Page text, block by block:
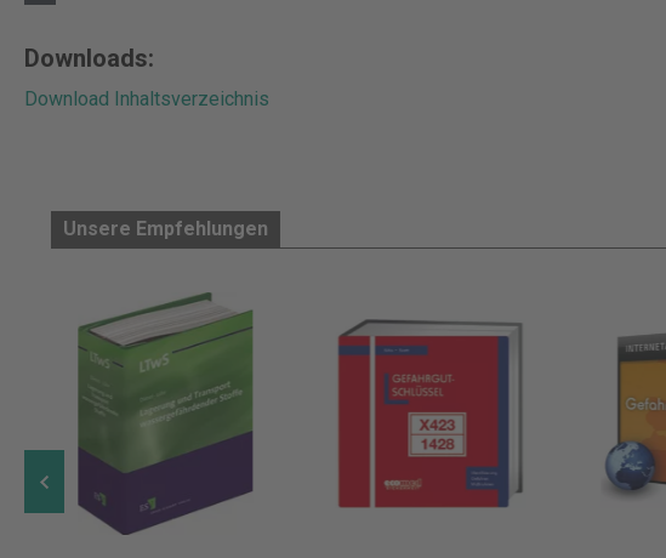
Downloads:
Download Inhaltsverzeichnis
Unsere Empfehlungen